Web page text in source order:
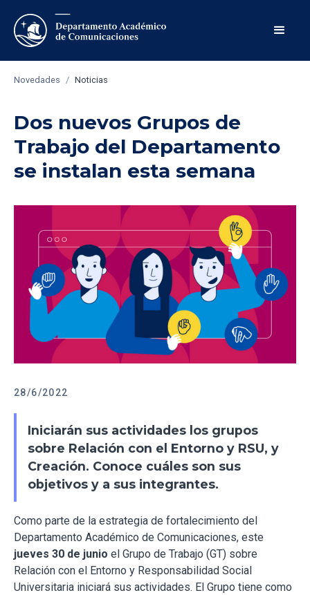
Novedades / Noticias
Dos nuevos Grupos de
Trabajo del Departamento
se instalan esta semana
28/6/2022
Iniciarán sus actividades los grupos
sobre Relación con el Entorno y RSU, y
Creación. Conoce cuáles son sus
objetivos y a sus integrantes.
Como parte de la estrategia de fortalecimiento del
Departamento Académico de Comunicaciones, este
jueves 30 de junio el Grupo de Trabajo (GT) sobre
Relación con el Entorno y Responsabilidad Social
Universitaria iniciará sus actividades. El Grupo tiene como